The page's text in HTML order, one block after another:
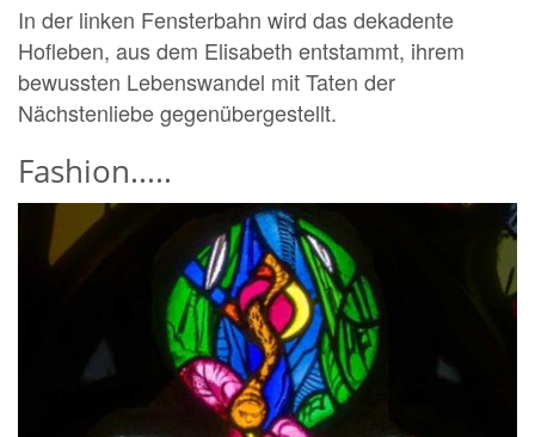
In der linken Fensterbahn wird das dekadente
Hofleben, aus dem Elisabeth entstammt, ihrem
bewussten Lebenswandel mit Taten der
Nächstenliebe gegenübergestellt.
Fashion.....